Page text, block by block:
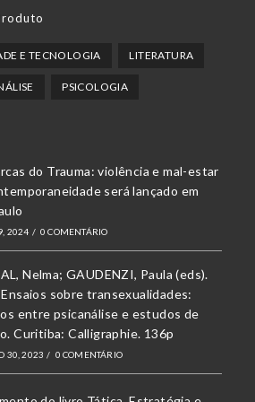
em
aba
E TECNOLOGIA LITERATURA
PSICOLOGIA
do Trauma: violência e mal-estar
será lançado em
2024 / 0 COMENTÁRIO
Nelma; GAUDENZI, Paula (eds).
sobre transexualidades:
entre psicanálise e estudos de
Curitiba: Calligraphie. 136p
30, 2023 / 0 COMENTÁRIO